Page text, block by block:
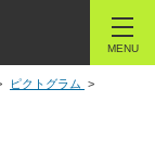
MENU
ピクトグラム